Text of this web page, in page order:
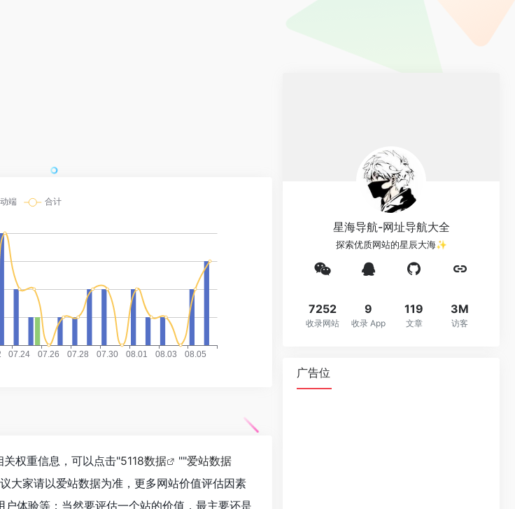
权重信息，可以点击"5118数据 ""爱站数据
大家请以爱站数据为准，更多网站价值评估因素
体验等；当然要评估一个站的价值，最主要还是
星海导航-网址导航大全
探索优质网站的星辰大海✨
7252
收录网站
9
收录 App
119
文章
3M
访客
广告位